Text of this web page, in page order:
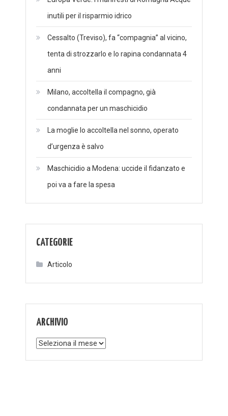
inutili per il risparmio idrico
Cessalto (Treviso), fa “compagnia” al vicino,
tenta di strozzarlo e lo rapina condannata 4
anni
Milano, accoltella il compagno, già
condannata per un maschicidio
La moglie lo accoltella nel sonno, operato
d’urgenza è salvo
Maschicidio a Modena: uccide il fidanzato e
poi va a fare la spesa
CATEGORIE
Articolo
ARCHIVIO
Archivio